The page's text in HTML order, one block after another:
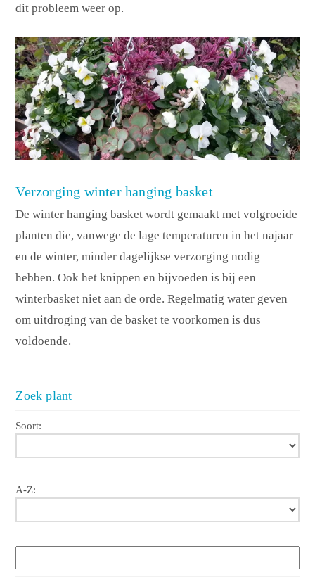
dit probleem weer op.
Verzorging winter hanging basket
De winter hanging basket wordt gemaakt met volgroeide
planten die, vanwege de lage temperaturen in het najaar
en de winter, minder dagelijkse verzorging nodig
hebben. Ook het knippen en bijvoeden is bij een
winterbasket niet aan de orde. Regelmatig water geven
om uitdroging van de basket te voorkomen is dus
voldoende.
Zoek plant
Soort:
A-Z: